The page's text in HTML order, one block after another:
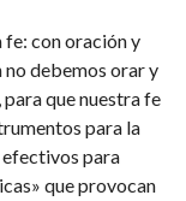
fe: con oración y
no debemos orar y
que nuestra fe
para la
efectivos para
que provocan